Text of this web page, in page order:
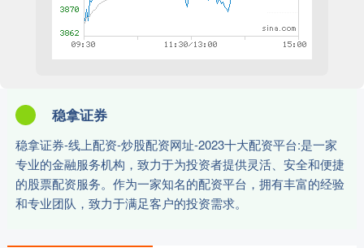
稳拿证券
稳拿证券-线上配资-炒股配资网址-2023十大配资平台:是一家
专业的金融服务机构，致力于为投资者提供灵活、安全和便捷
的股票配资服务。作为一家知名的配资平台，拥有丰富的经验
和专业团队，致力于满足客户的投资需求。